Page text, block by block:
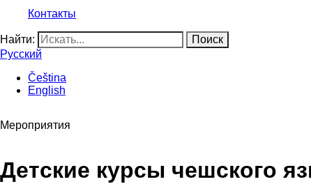
Контакты
Найти:
Русский
Čeština
English
Мероприятия
Детские курсы чешского